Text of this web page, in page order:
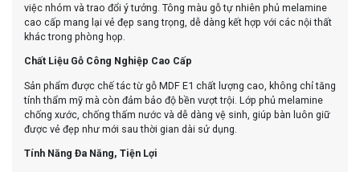
việc nhóm và trao đổi ý tưởng. Tông màu gỗ tự nhiên phủ melamine
cao cấp mang lại vẻ đẹp sang trọng, dễ dàng kết hợp với các nội thất
khác trong phòng họp.
Chất Liệu Gỗ Công Nghiệp Cao Cấp
Sản phẩm được chế tác từ gỗ MDF E1 chất lượng cao, không chỉ tăng
tính thẩm mỹ mà còn đảm bảo độ bền vượt trội. Lớp phủ melamine
chống xước, chống thấm nước và dễ dàng vệ sinh, giúp bàn luôn giữ
được vẻ đẹp như mới sau thời gian dài sử dụng.
Tính Năng Đa Năng, Tiện Lợi